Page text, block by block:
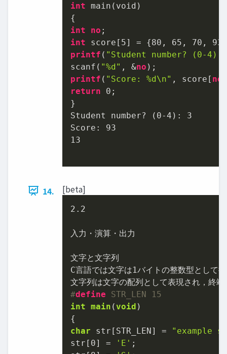
int main(void)
int
no
int score[ 5] = {80 , 65 , 70 , 93
printf ( "Student number? (0-
scanf( "%d" , &no
printf ( "Score: %d\n" , score[ no
return
0 ;
}
Student number? ( 0-4 ): 3
Score: 93
13
14. [beta]
2.2
入力・演算・出力
文字と文字列
C言語では文字は1 バイトの整数型として
文字列は文字の配列として表現され，終
#define STR_LEN 15
int main (void )
char str[STR_LEN] =
"example
str[ 0] = 'E' ;